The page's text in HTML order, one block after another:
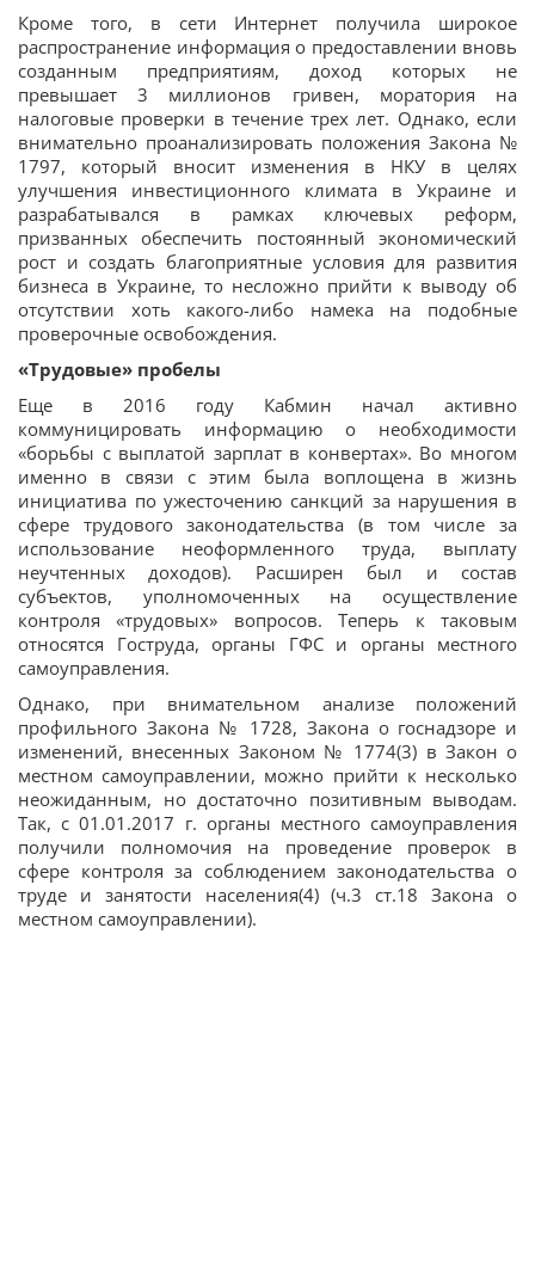
Кроме того, в сети Интернет получила широкое
распространение информация о предоставлении вновь
созданным предприятиям, доход которых не
превышает 3 миллионов гривен, моратория на
налоговые проверки в течение трех лет. Однако, если
внимательно проанализировать положения Закона №
1797, который вносит изменения в НКУ в целях
улучшения инвестиционного климата в Украине и
разрабатывался в рамках ключевых реформ,
призванных обеспечить постоянный экономический
рост и создать благоприятные условия для развития
бизнеса в Украине, то несложно прийти к выводу об
отсутствии хоть какого-либо намека на подобные
проверочные освобождения.
«Трудовые» пробелы
Еще в 2016 году Кабмин начал активно
коммуницировать информацию о необходимости
«борьбы с выплатой зарплат в конвертах». Во многом
именно в связи с этим была воплощена в жизнь
инициатива по ужесточению санкций за нарушения в
сфере трудового законодательства (в том числе за
использование неоформленного труда, выплату
неучтенных доходов). Расширен был и состав
субъектов, уполномоченных на осуществление
контроля «трудовых» вопросов. Теперь к таковым
относятся Гоструда, органы ГФС и органы местного
самоуправления.
Однако, при внимательном анализе положений
профильного Закона № 1728, Закона о госнадзоре и
изменений, внесенных Законом № 1774(3) в Закон о
местном самоуправлении, можно прийти к несколько
неожиданным, но достаточно позитивным выводам.
Так, с 01.01.2017 г. органы местного самоуправления
получили полномочия на проведение проверок в
сфере контроля за соблюдением законодательства о
труде и занятости населения(4) (ч.3 ст.18 Закона о
местном самоуправлении).